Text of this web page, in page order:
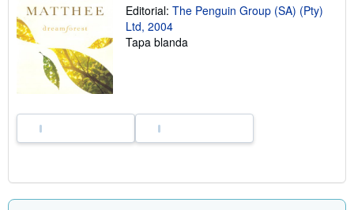
s
e
Editorial: The Penguin Group (SA) (Pty)
Ltd, 2004
Tapa blanda